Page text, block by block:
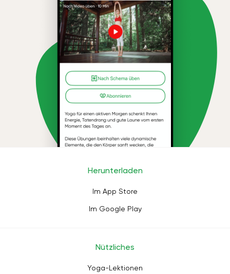
Herunterladen
Im App Store
Im Google Play
Nützliches
Yoga-Lektionen